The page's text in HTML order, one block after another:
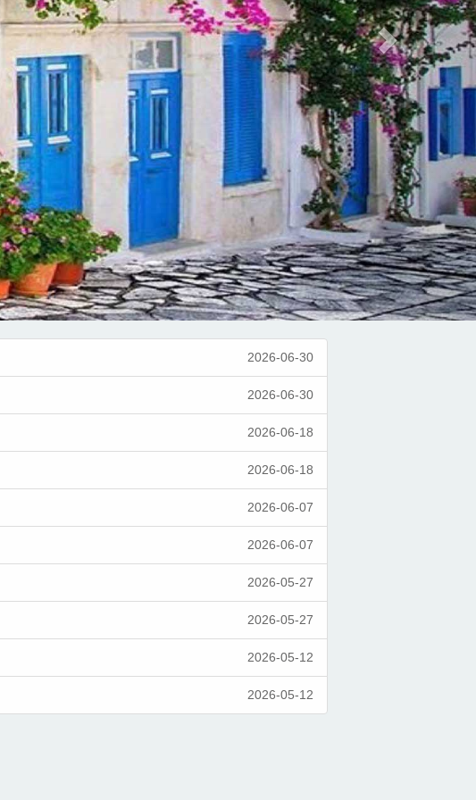
2026-06-30
2026-06-30
2026-06-18
2026-06-18
2026-06-07
2026-06-07
2026-05-27
2026-05-27
2026-05-12
2026-05-12